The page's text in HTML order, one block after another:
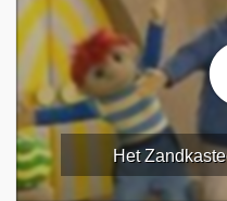
Het